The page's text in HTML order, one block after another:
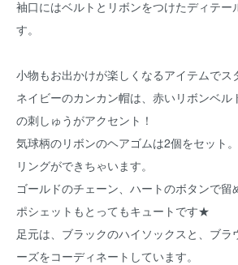
袖口にはベルトとリボンをつけたディテー
す。
小物もお出かけが楽しくなるアイテムで
ネイビーのカンカン帽は、赤いリボンベル
の刺しゅうがアクセント！
気球柄のリボンのヘアゴムは2個をセット
リングができちゃいます。
ゴールドのチェーン、ハートのボタンで
ポシェットもとってもキュートです★
足元は、ブラックのハイソックスと、ブラ
ーズをコーディネートしています。